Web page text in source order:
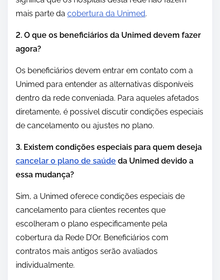
mais parte da cobertura da Unimed.
2. O que os beneficiários da Unimed devem fazer
agora?
Os beneficiários devem entrar em contato com a
Unimed para entender as alternativas disponíveis
dentro da rede conveniada. Para aqueles afetados
diretamente, é possível discutir condições especiais
de cancelamento ou ajustes no plano.
3. Existem condições especiais para quem deseja
cancelar o plano de saúde da Unimed devido a
essa mudança?
Sim, a Unimed oferece condições especiais de
cancelamento para clientes recentes que
escolheram o plano especificamente pela
cobertura da Rede D’Or. Beneficiários com
contratos mais antigos serão avaliados
individualmente.